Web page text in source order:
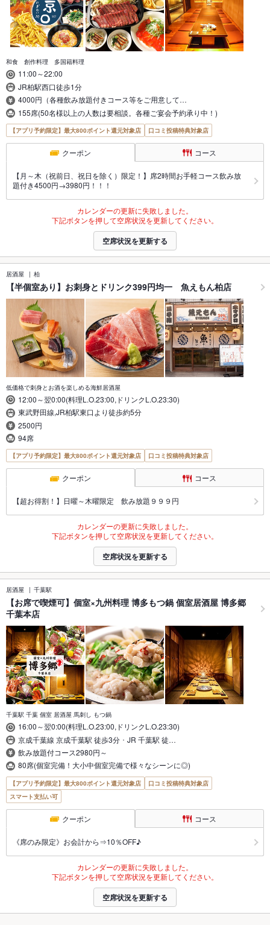
和食 創作料理 多国籍料理
11:00～22:00
JR柏駅西口徒歩1分
4000円（各種飲み放題付きコース等をご用意して…
155席(50名様以上の人数は要相談。各種ご宴会予約承り中！)
【アプリ予約限定】最大800ポイント還元対象店 口コミ投稿特典対象店
クーポン コース
【月～木（祝前日、祝日を除く）限定！】席2時間お手軽コース飲み放
題付き4500円→3980円！！！
カレンダーの更新に失敗しました。
下記ボタンを押して空席状況を更新してください。
空席状況を更新する
居酒屋 柏
【半個室あり】お刺身とドリンク399円均一 魚えもん柏店
低価格で刺身とお酒を楽しめる海鮮居酒屋
12:00～翌0:00(料理L.O.23:00,ドリンクL.O.23:30)
東武野田線,JR柏駅東口より徒歩約5分
2500円
94席
【アプリ予約限定】最大800ポイント還元対象店 口コミ投稿特典対象店
クーポン コース
【超お得割！】日曜～木曜限定 飲み放題９９９円
カレンダーの更新に失敗しました。
下記ボタンを押して空席状況を更新してください。
空席状況を更新する
居酒屋 千葉駅
【お席で喫煙可】個室×九州料理 博多もつ鍋 個室居酒屋 博多郷
千葉本店
千葉駅 千葉 個室 居酒屋 馬刺し もつ鍋
16:00～翌0:00(料理L.O.23:00,ドリンクL.O.23:30)
京成千葉線 京成千葉駅 徒歩3分 ･ JR 千葉駅 徒…
飲み放題付コース2980円～
80席(個室完備！大小中個室完備で様々なシーンに◎)
【アプリ予約限定】最大800ポイント還元対象店
口コミ投稿特典対象店
スマート支払い可
クーポン コース
《席のみ限定》お会計から⇒10％OFF♪
カレンダーの更新に失敗しました。
下記ボタンを押して空席状況を更新してください。
空席状況を更新する